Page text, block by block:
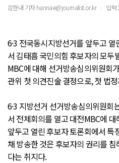
김한내 기자 hannae@journalist.or.kr ｜ 입력
6·3 전국동시지방선거를 앞두고
서 김태흠 국민의힘 후보자의 모두
MBC에 대해 선거방송심의위원회
관위 첫 의견진술 결정으로, 첫 법
6·3 지방선거 선거방송심의위원회
서 전체회의를 열고 대전MBC에
앞두고 열린 후보자 토론회에서 특
채 방송한 것은 후보자의 권리를
다는 취지다.